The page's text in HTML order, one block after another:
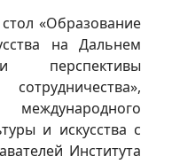
«Образование
на Дальнем
и искусства с
Института